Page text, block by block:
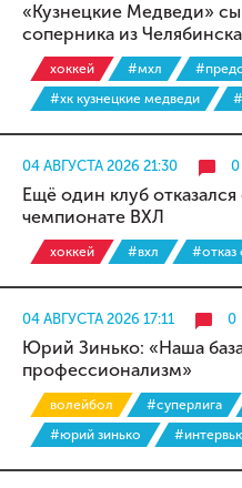
«Кузнецкие Медведи»
соперника из
хоккей #мхл
#хк кузнецкие медведи
04 АВГУСТА 2026 21:30 0
Ещё один клуб отказался
чемпионате ВХЛ
хоккей #вхл #отказ
04 АВГУСТА 2026 17:11 0
Юрий Зинько: «Наша
профессионализм»
волейбол #суперлига
#юрий зинько